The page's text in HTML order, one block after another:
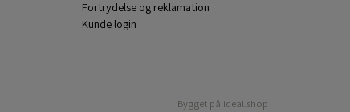
Fortrydelse og reklamation
Kunde login
Bygget på ideal.shop